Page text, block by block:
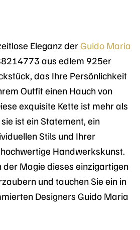
Eleganz derGuido Maria
aus edlem 925er
das Ihre Persönlichkeit
Outfit einen Hauch von
exquisite Kette ist mehr als
ist ein Statement, ein
Stils und Ihrer
Handwerkskunst.
der Magie dieses einzigartigen
und tauchen Sie ein in
Designers Guido Maria